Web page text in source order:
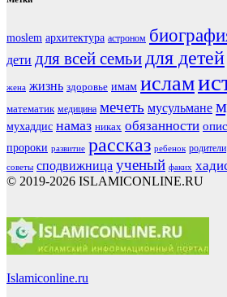
moslem архитектура астроном
дети для всей семьи для детей
жена жизнь здоровье имам ислам
математик медицина мечеть мусульмане
мухаддис намаз никах обязанности
пророки развитие рассказ ребенок родители
советы сподвижница ученый факих
© 2019-2026 ISLAMICONLINE.RU
Islamiconline.ru